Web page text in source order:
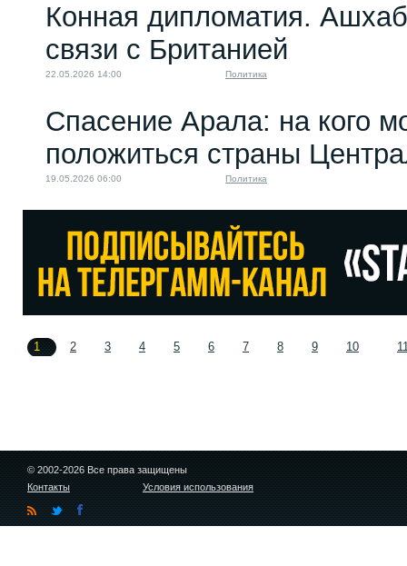
Конная дипломатия.
связи с Британией
22.05.2026 14:00 Политика
Спасение Арала: на кого
положиться страны
19.05.2026 06:00 Политика
1 2 3 4 5 6 7 8 9 10
© 2002-2026 Все права защищены
Контакты
Условия использования